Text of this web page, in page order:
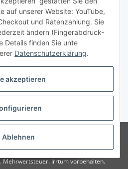
widerrufen
zzgl.Versand
Unser Webshop richtet sich an gewerbliche
an Verbraucher i.S.d. § 13 BGB alle
Mehrwertsteuer. Irrtum vorbehalten.
auf unserer Website: YouTube,
und Ratenzahlung. Sie
ändern (Fingerabdruck-
Details finden Sie unte
Datenschutzerklärung.
akzeptieren
Ablehnen